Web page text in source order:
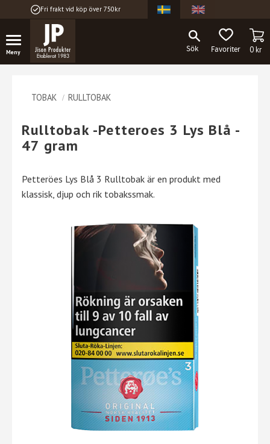
Fri frakt vid köp över 750kr
FAVORITER0kr
TOBAK RULLTOBAK
Rulltobak -Petteroes 3 Lys Blå -
47 gram
Petteröes Lys Blå 3 Rulltobak är en produkt med
klassisk, djup och rik tobakssmak.